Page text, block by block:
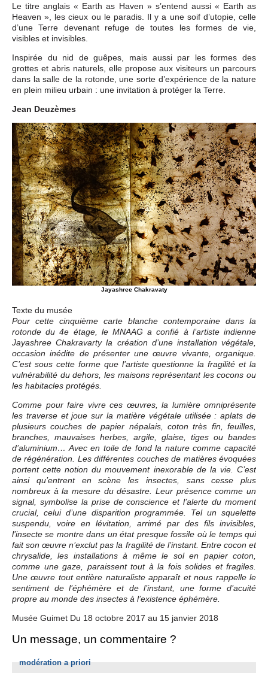
Le titre anglais « Earth as Haven » s’entend aussi « Earth as
Heaven », les cieux ou le paradis. Il y a une soif d’utopie, celle
d’une Terre devenant refuge de toutes les formes de vie,
visibles et invisibles.
Inspirée du nid de guêpes, mais aussi par les formes des
grottes et abris naturels, elle propose aux visiteurs un parcours
dans la salle de la rotonde, une sorte d’expérience de la nature
en plein milieu urbain : une invitation à protéger la Terre.
Jean Deuzèmes
Jayashree Chakravaty
Texte du musée
Pour cette cinquième carte blanche contemporaine dans la
rotonde du 4e étage, le MNAAG a confié à l’artiste indienne
Jayashree Chakravarty la création d’une installation végétale,
occasion inédite de présenter une œuvre vivante, organique.
C’est sous cette forme que l’artiste questionne la fragilité et la
vulnérabilité du dehors, les maisons représentant les cocons ou
les habitacles protégés.
Comme pour faire vivre ces œuvres, la lumière omniprésente
les traverse et joue sur la matière végétale utilisée : aplats de
plusieurs couches de papier népalais, coton très fin, feuilles,
branches, mauvaises herbes, argile, glaise, tiges ou bandes
d’aluminium… Avec en toile de fond la nature comme capacité
de régénération. Les différentes couches de matières évoquées
portent cette notion du mouvement inexorable de la vie. C’est
ainsi qu’entrent en scène les insectes, sans cesse plus
nombreux à la mesure du désastre. Leur présence comme un
signal, symbolise la prise de conscience et l’alerte du moment
crucial, celui d’une disparition programmée. Tel un squelette
suspendu, voire en lévitation, arrimé par des fils invisibles,
l’insecte se montre dans un état presque fossile où le temps qui
fait son œuvre n’exclut pas la fragilité de l’instant. Entre cocon et
chrysalide, les installations à même le sol en papier coton,
comme une gaze, paraissent tout à la fois solides et fragiles.
Une œuvre tout entière naturaliste apparaît et nous rappelle le
sentiment de l’éphémère et de l’instant, une forme d’acuité
propre au monde des insectes à l’existence éphémère.
Musée Guimet Du 18 octobre 2017 au 15 janvier 2018
Un message, un commentaire ?
modération a priori